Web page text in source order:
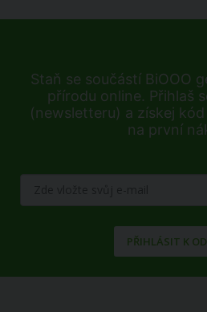
Staň se součástí BiOOO
přírodu online. Přihlaš
(newsletteru) a získej
na první
PŘIHLÁSIT K